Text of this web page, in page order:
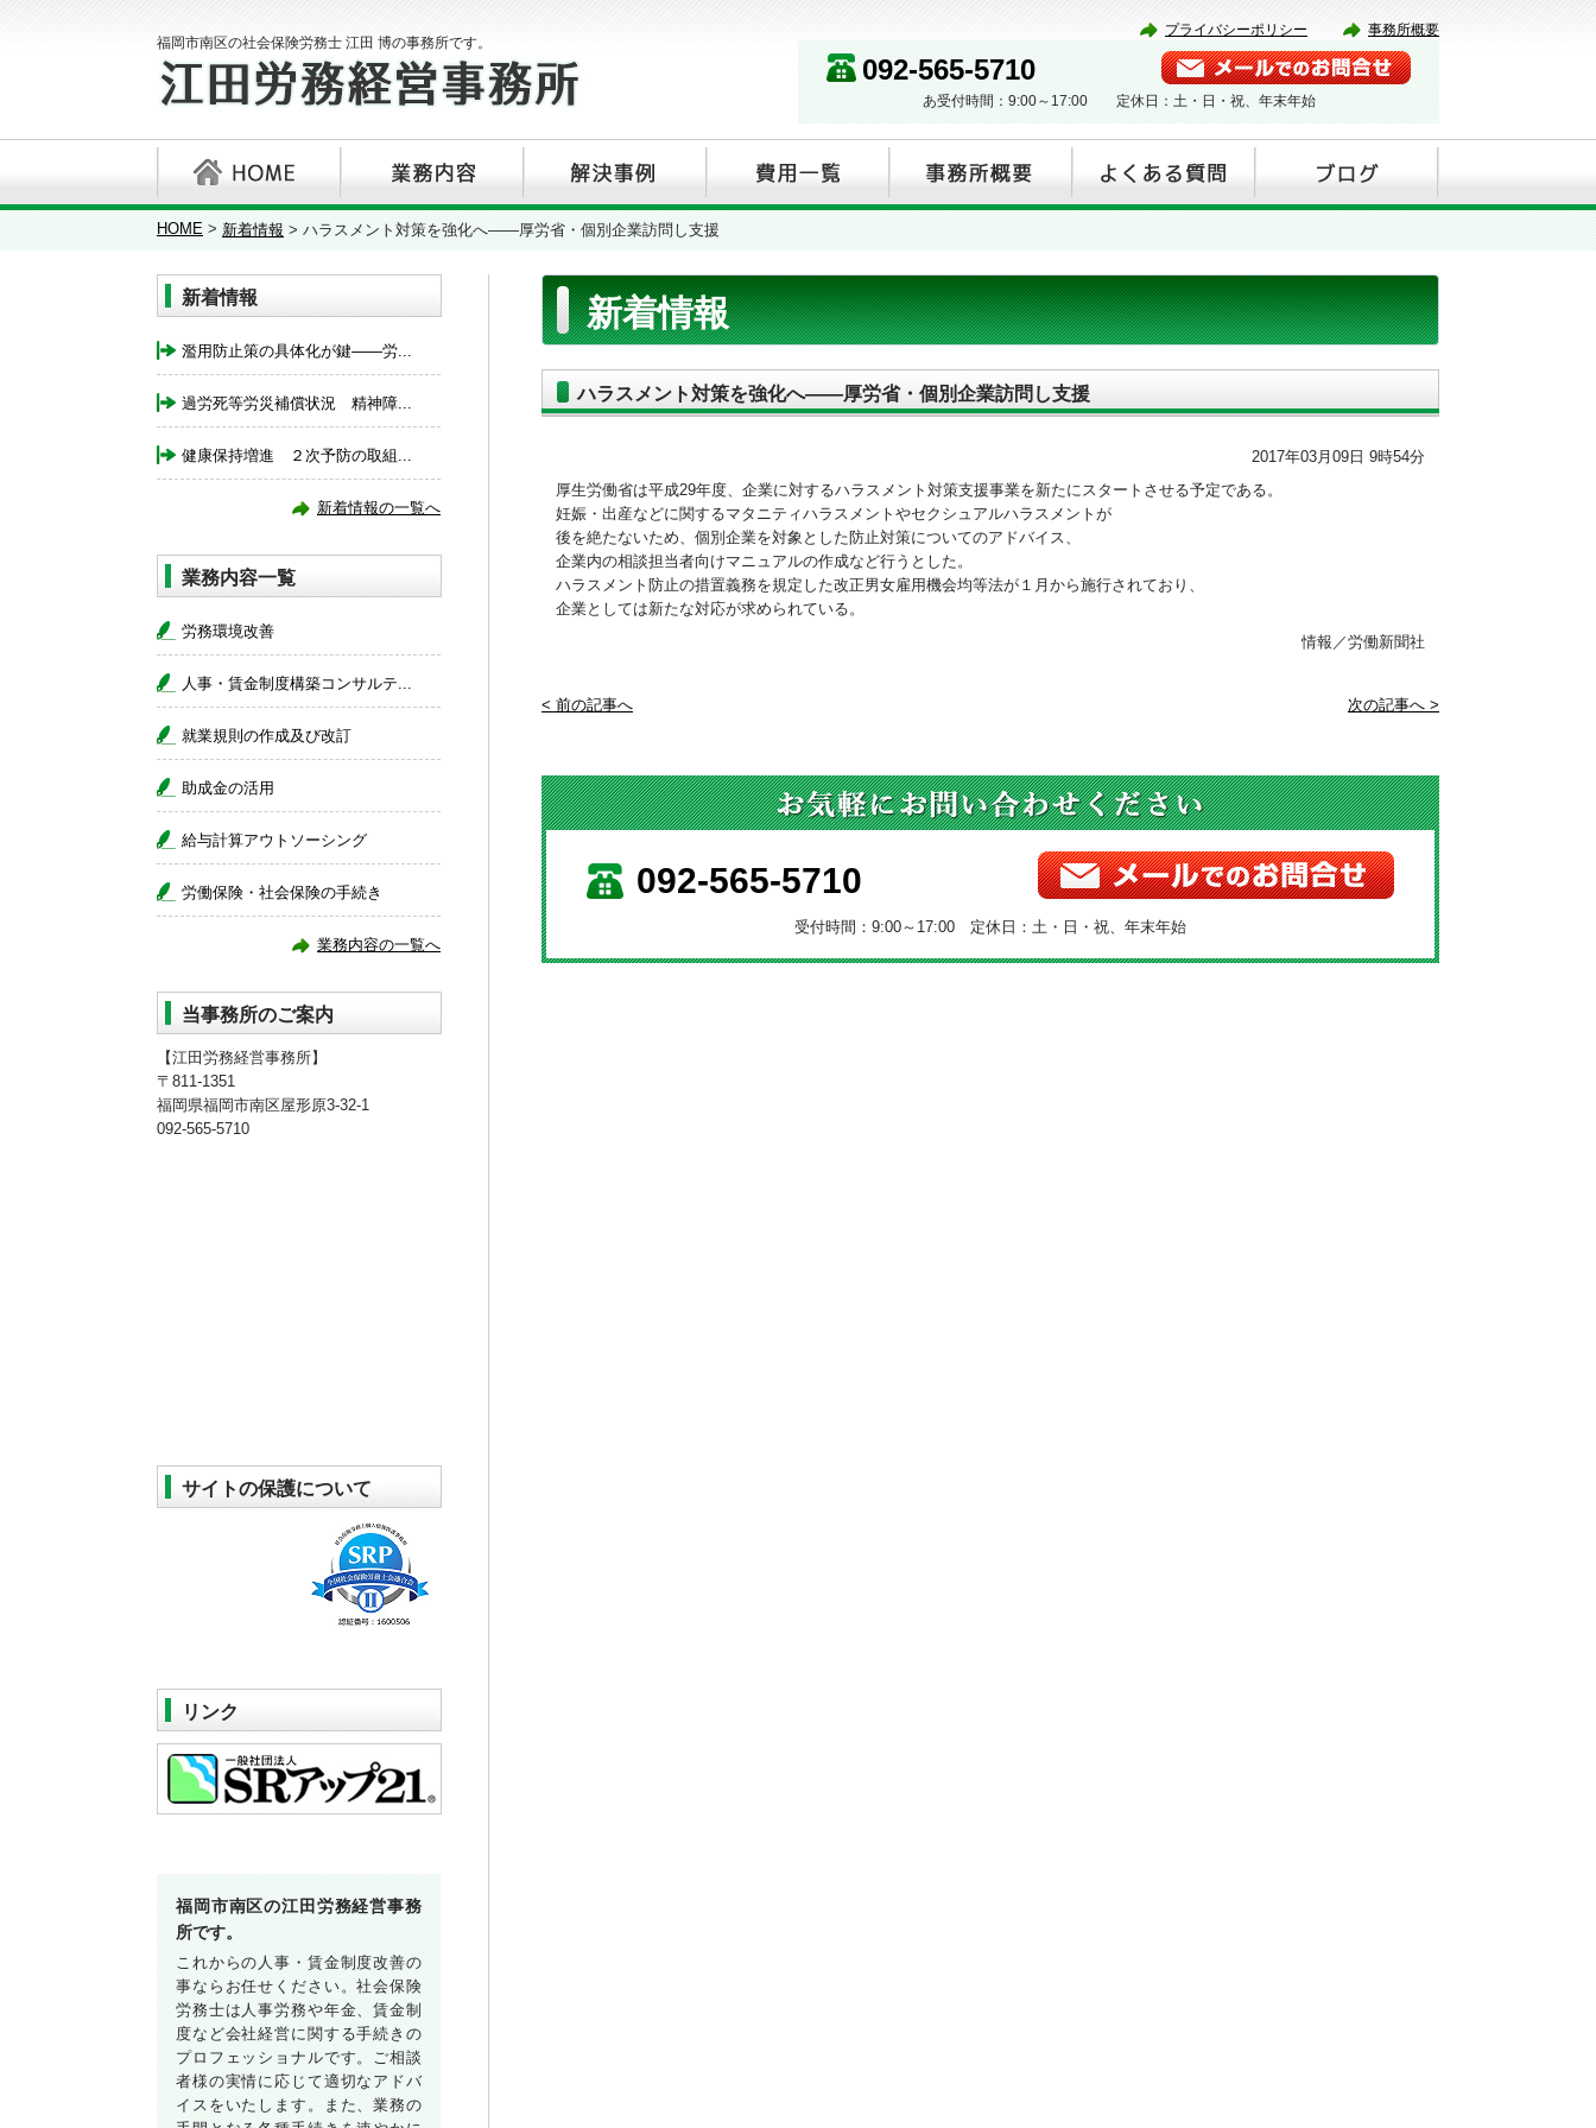
福岡市南区の社会保険労務士 江田 博の事務所です。
事務所概要
プライバシーポリシー
092-565-5710
あ受付時間：9:00～17:00 定休日：土・日・祝、年末年始
HOME > 新着情報 > ハラスメント対策を強化へ――厚労省・個別企業訪問し支援
新着情報
ハラスメント対策を強化へ――厚労省・個別企業訪問し支援
2017年03月09日 9時54分
厚生労働省は平成29年度、企業に対するハラスメント対策支援事業を新たにスタートさせる予定である。
妊娠・出産などに関するマタニティハラスメントやセクシュアルハラスメントが
後を絶たないため、個別企業を対象とした防止対策についてのアドバイス、
企業内の相談担当者向けマニュアルの作成など行うとした。
ハラスメント防止の措置義務を規定した改正男女雇用機会均等法が１月から施行されており、
企業としては新たな対応が求められている。
情報／労働新聞社
< 前の記事へ 次の記事へ >
092-565-5710
受付時間：9:00～17:00 定休日：土・日・祝、年末年始
新着情報
濫用防止策の具体化が鍵――労...
過労死等労災補償状況 精神障...
健康保持増進 ２次予防の取組...
新着情報の一覧へ
業務内容一覧
労務環境改善
人事・賃金制度構築コンサルテ...
就業規則の作成及び改訂
助成金の活用
給与計算アウトソーシング
労働保険・社会保険の手続き
業務内容の一覧へ
当事務所のご案内
【江田労務経営事務所】
〒811-1351
福岡県福岡市南区屋形原3-32-1
092-565-5710
サイトの保護について
リンク
福岡市南区の江田労務経営事務
所です。
これからの人事・賃金制度改善の
事ならお任せください。社会保険
労務士は人事労務や年金、賃金制
度など会社経営に関する手続きの
プロフェッショナルです。ご相談
者様の実情に応じて適切なアドバ
イスをいたします。また、業務の